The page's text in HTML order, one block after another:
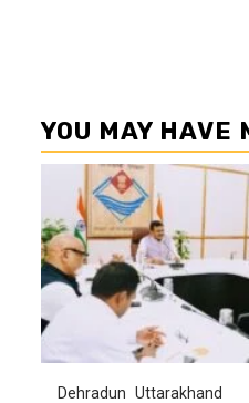
YOU MAY HAVE
Dehradun Uttarakhand